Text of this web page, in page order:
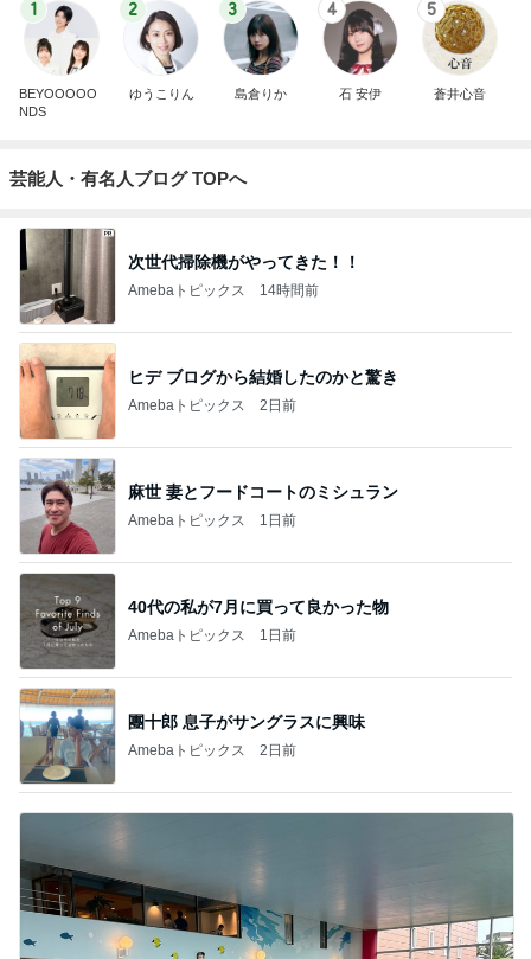
1
BEYOOOOO
NDS
2
ゆうこりん
3
島倉りか
4
石 安伊
5
蒼井心音
芸能人・有名人ブログ TOPへ
次世代掃除機がやってきた！！
Amebaトピックス 14時間前
ヒデ ブログから結婚したのかと驚き
Amebaトピックス 2日前
麻世 妻とフードコートのミシュラン
Amebaトピックス 1日前
40代の私が7月に買って良かった物
Amebaトピックス 1日前
團十郎 息子がサングラスに興味
Amebaトピックス 2日前